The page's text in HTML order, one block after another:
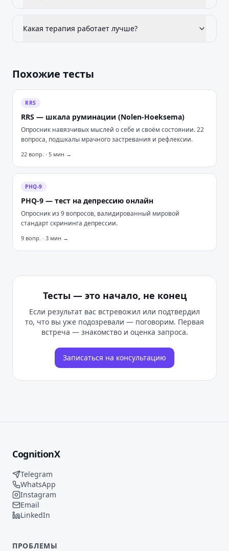
Какая терапия работает лучше?
Похожие тесты
RRS
RRS — шкала руминации (Nolen-Hoeksema)
Опросник навязчивых мыслей о себе и своём состоянии. 22
вопроса, подшкалы мрачного застревания и рефлексии.
22 вопр. · 5 мин →
PHQ-9
PHQ-9 — тест на депрессию онлайн
Опросник из 9 вопросов, валидированный мировой
стандарт скрининга депрессии.
9 вопр. · 3 мин →
Тесты — это начало, не конец
Если результат вас встревожил или подтвердил
то, что вы уже подозревали — поговорим. Первая
встреча — знакомство и оценка запроса.
Записаться на консультацию
CognitionX
Telegram
WhatsApp
Instagram
Email
LinkedIn
ПРОБЛЕМЫ